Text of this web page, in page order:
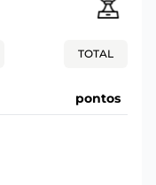
TOTAL
pontos